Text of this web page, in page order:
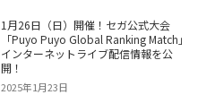
1月26日（日）開催！セガ公式大会
「Puyo Puyo Global Ranking Match」
インターネットライブ配信情報を公
開！
2025年1月23日